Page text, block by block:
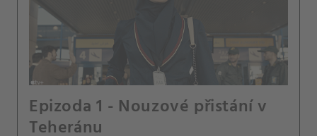
Epizoda 1 - Nouzové přistání v
Teheránu